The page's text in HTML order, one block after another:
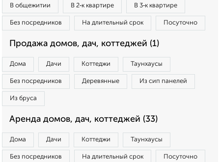
В общежитии В 2‑к квартире В 3‑к квартире
Без посредников На длительный срок Посуточно
Продажа домов, дач, коттеджей (1)
Дома Дачи Коттеджи Таунхаусы
Без посредников Деревянные Из сип панелей
Из бруса
Аренда домов, дач, коттеджей (33)
Дома Дачи Коттеджи Таунхаусы
Без посредников На длительный срок Посуточно